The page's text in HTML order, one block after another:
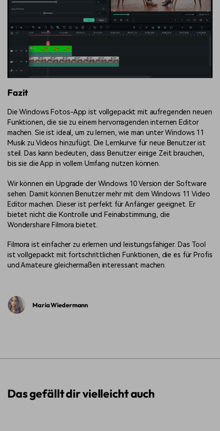
Fazit
Die Windows Fotos-App ist vollgepackt mit aufregenden neuen
Funktionen, die sie zu einem hervorragenden internen Editor
machen. Sie ist ideal, um zu lernen, wie man unter Windows 11
Musik zu Videos hinzufügt. Die Lernkurve für neue Benutzer ist
steil. Das kann bedeuten, dass Benutzer einige Zeit brauchen,
bis sie die App in vollem Umfang nutzen können.
Wir können ein Upgrade der Windows 10 Version der Software
sehen. Damit können Benutzer mehr mit dem Windows 11 Video
Editor machen. Dieser ist perfekt für Anfänger geeignet. Er
bietet nicht die Kontrolle und Feinabstimmung, die
Wondershare Filmora bietet.
Filmora ist einfacher zu erlernen und leistungsfähiger. Das Tool
ist vollgepackt mit fortschrittlichen Funktionen, die es für Profis
und Amateure gleichermaßen interessant machen.
Maria Wiedermann
Das gefällt dir vielleicht auch